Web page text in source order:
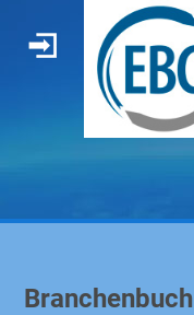
Branchenbuch